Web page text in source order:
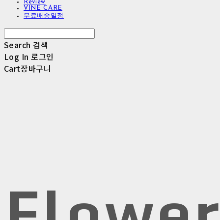
Review
VINE CARE
무료배송일정
Search 검색
Log In 로그인
Cart장바구니